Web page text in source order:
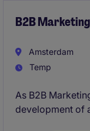
jouw ambitie je
B2B
Amsterdam
Temp
As B2B
development of